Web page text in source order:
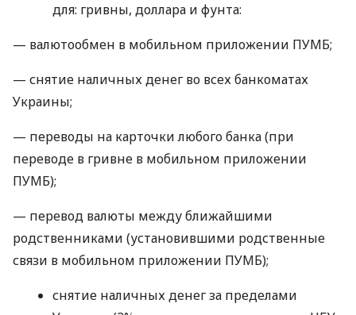
для: гривны, доллара и фунта:
— валютообмен в мобильном приложении ПУМБ;
— снятие наличных денег во всех банкоматах
Украины;
— переводы на карточки любого банка (при
переводе в гривне в мобильном приложении
ПУМБ);
— перевод валюты между ближайшими
родственниками (установившими родственные
связи в мобильном приложении ПУМБ);
снятие наличных денег за пределами